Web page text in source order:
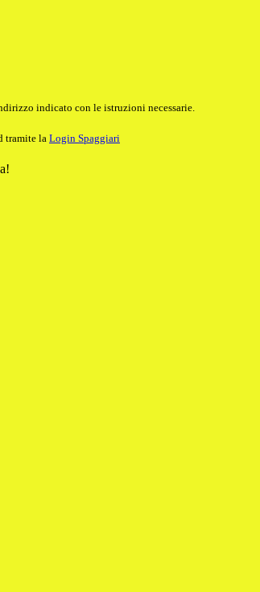
indicato con le istruzioni necessarie.
tramite la Login Spaggiari